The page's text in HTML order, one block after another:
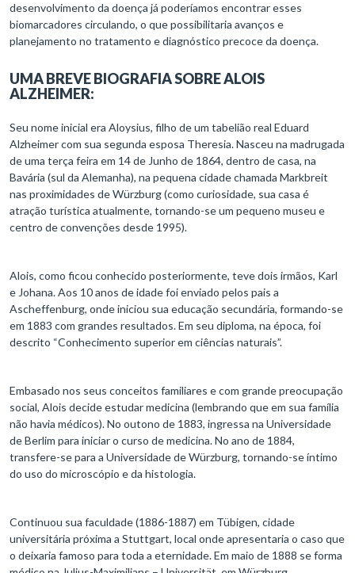
desenvolvimento da doença já poderíamos encontrar esses
biomarcadores circulando, o que possibilitaria avanços e
planejamento no tratamento e diagnóstico precoce da doença.
UMA BREVE BIOGRAFIA SOBRE ALOIS
ALZHEIMER:
Seu nome inicial era Aloysius, filho de um tabelião real Eduard
Alzheimer com sua segunda esposa Theresia. Nasceu na madrugada
de uma terça feira em 14 de Junho de 1864, dentro de casa, na
Bavária (sul da Alemanha), na pequena cidade chamada Markbreit
nas proximidades de Würzburg (como curiosidade, sua casa é
atração turística atualmente, tornando-se um pequeno museu e
centro de convenções desde 1995).
Alois, como ficou conhecido posteriormente, teve dois irmãos, Karl
e Johana. Aos 10 anos de idade foi enviado pelos pais a
Ascheffenburg, onde iniciou sua educação secundária, formando-se
em 1883 com grandes resultados. Em seu diploma, na época, foi
descrito “Conhecimento superior em ciências naturais”.
Embasado nos seus conceitos familiares e com grande preocupação
social, Alois decide estudar medicina (lembrando que em sua família
não havia médicos). No outono de 1883, ingressa na Universidade
de Berlim para iniciar o curso de medicina. No ano de 1884,
transfere-se para a Universidade de Würzburg, tornando-se íntimo
do uso do microscópio e da histologia.
Continuou sua faculdade (1886-1887) em Tübigen, cidade
universitária próxima a Stuttgart, local onde apresentaria o caso que
o deixaria famoso para toda a eternidade. Em maio de 1888 se forma